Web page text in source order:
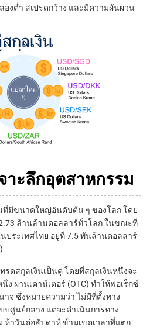
องต่ำ สเปรดกว้าง และมีความผันผวน
าะลึกอุตสาหกรรม
ที่มีขนาดใหญ่อันดับต้น ๆ ของโลก โดย
ล้านล้านดอลลาร์ทั่วโลก ในขณะที่
ประเทศไทย อยู่ที่ 7.5 พันล้านดอลลาร์
รดสกุลเงินเป็นคู่ โดยที่สกุลเงินหนึ่งจะ
ง ผ่านเคาน์เตอร์ (OTC) ทำให้ฟอเร็กซ์
จ ซึ่งหมายความว่า ไม่มีที่ตั้งทาง
บศูนย์กลาง แต่จะดำเนินการทาง
ห้าวันต่อสัปดาห์ ข้ามเขตเวลาที่แตก